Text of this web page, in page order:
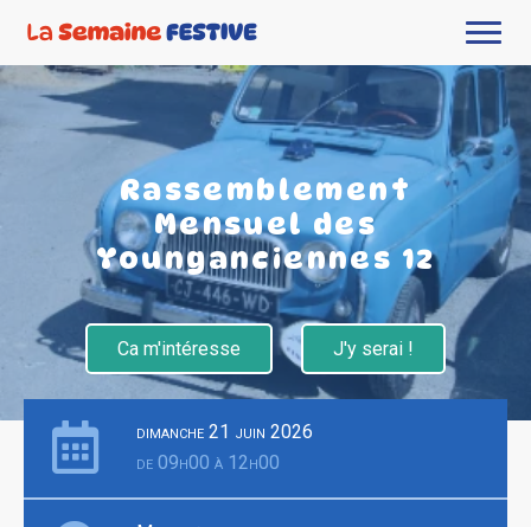
Rassemblement
Mensuel des
Younganciennes 12
Ca m'intéresse J'y serai !
dimanche 21 juin 2026
de 09h00 à 12h00